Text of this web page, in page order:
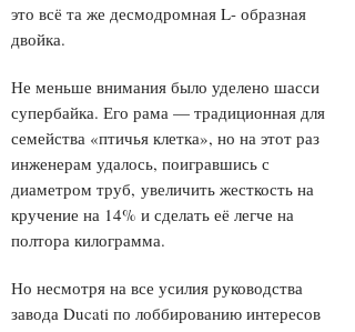
это всё та же десмодромная L- образная
двойка.
Не меньше внимания было уделено шасси
супербайка. Его рама — традиционная для
семейства «птичья клетка», но на этот раз
инженерам удалось, поигравшись с
диаметром труб, увеличить жесткость на
кручение на 14% и сделать её легче на
полтора килограмма.
Но несмотря на все усилия руководства
завода Ducati по лоббированию интересов